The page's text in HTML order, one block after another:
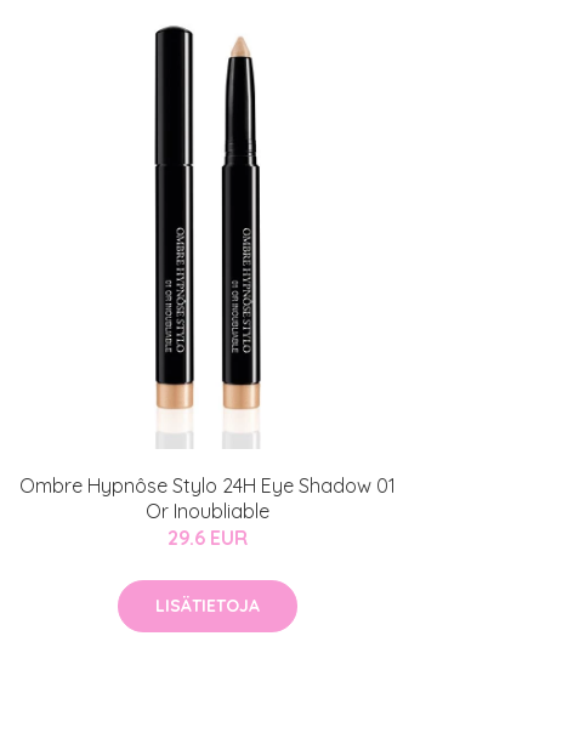
Ombre Hypnôse Stylo 24H Eye Shadow 01
Or Inoubliable
29.6 EUR
LISÄTIETOJA